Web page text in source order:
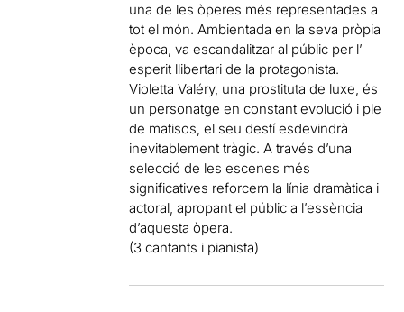
una de les òperes més representades a
tot el món. Ambientada en la seva pròpia
època, va escandalitzar al públic per l’
esperit llibertari de la protagonista.
Violetta Valéry, una prostituta de luxe, és
un personatge en constant evolució i ple
de matisos, el seu destí esdevindrà
inevitablement tràgic. A través d’una
selecció de les escenes més
significatives reforcem la línia dramàtica i
actoral, apropant el públic a l’essència
d’aquesta òpera.
(3 cantants i pianista)